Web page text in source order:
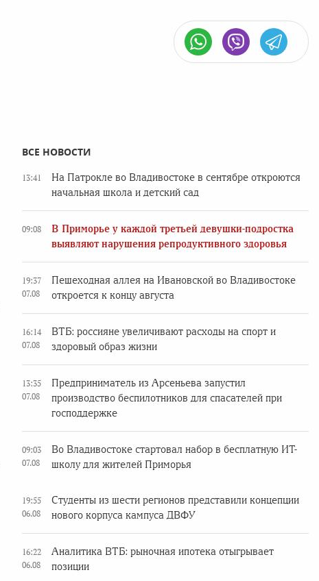
ВСЕ НОВОСТИ
13:41
На Патрокле во Владивостоке в сентябре откроются
начальная школа и детский сад
09:08
В Приморье у каждой третьей девушки-подростка
выявляют нарушения репродуктивного здоровья
19:37
07.08
Пешеходная аллея на Ивановской во Владивостоке
откроется к концу августа
16:14
07.08
ВТБ: россияне увеличивают расходы на спорт и
здоровый образ жизни
13:35
07.08
Предприниматель из Арсеньева запустил
производство беспилотников для спасателей при
господдержке
09:03
07.08
Во Владивостоке стартовал набор в бесплатную ИТ-
школу для жителей Приморья
19:55
06.08
Студенты из шести регионов представили концепции
нового корпуса кампуса ДВФУ
16:22
06.08
Аналитика ВТБ: рыночная ипотека отыгрывает
позиции